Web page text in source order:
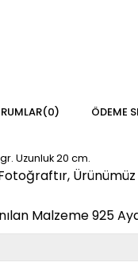
(0) ÖDEME
Uzunluk 20 cm.
Malzeme 925